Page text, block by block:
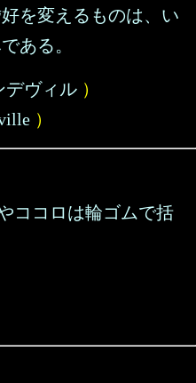
を変えるものは、い
ある。
デヴィル ）
）
ココロは輪ゴムで括